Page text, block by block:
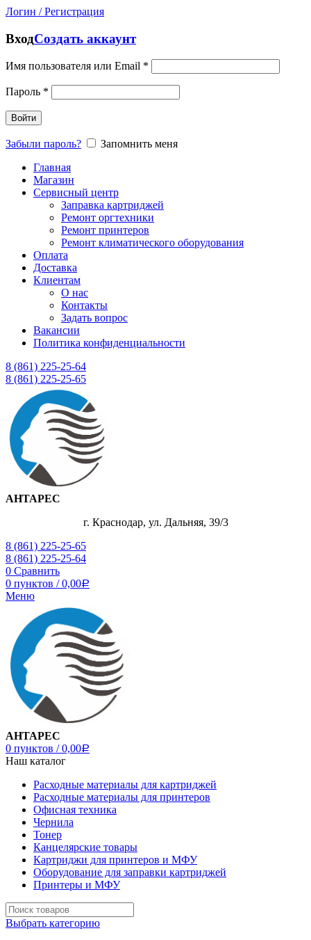
Логин / Регистрация
ВходСоздать аккаунт
Имя пользователя или Email *
Пароль *
Войти
Забыли пароль?
Запомнить меня
Главная
Магазин
Сервисный центр
Заправка картриджей
Ремонт оргтехники
Ремонт принтеров
Ремонт климатического оборудования
Оплата
Доставка
Клиентам
О нас
Контакты
Задать вопрос
Вакансии
Политика конфиденциальности
8 (861) 225-25-64
8 (861) 225-25-65
АНТАРЕС
г. Краснодар, ул. Дальняя, 39/3
8 (861) 225-25-65
8 (861) 225-25-64
0 Сравнить
0 пунктов / 0,00Р
Меню
АНТАРЕС
0 пунктов / 0,00Р
Наш каталог
Расходные материалы для картриджей
Расходные материалы для принтеров
Офисная техника
Чернила
Тонер
Канцелярские товары
Картриджи для принтеров и МФУ
Оборудование для заправки картриджей
Принтеры и МФУ
Выбрать категорию